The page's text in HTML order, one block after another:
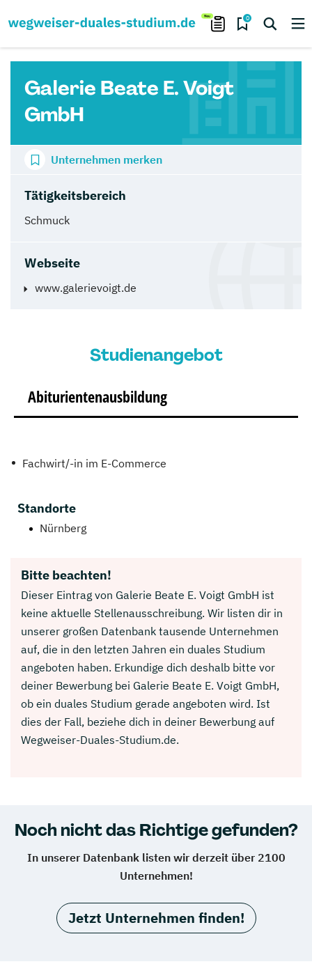
0
Galerie Beate E. Voigt
GmbH
Tätigkeitsbereich
Schmuck
Webseite
www.galerievoigt.de
Unternehmen merken
Studienangebot
Abiturientenausbildung
Fachwirt/-in im E-Commerce
Standorte
Nürnberg
Bitte beachten!
Dieser Eintrag von Galerie Beate E. Voigt GmbH ist
keine aktuelle Stellenausschreibung. Wir listen dir in
unserer großen Datenbank tausende Unternehmen
auf, die in den letzten Jahren ein duales Studium
angeboten haben. Erkundige dich deshalb bitte vor
deiner Bewerbung bei Galerie Beate E. Voigt GmbH,
ob ein duales Studium gerade angeboten wird. Ist
dies der Fall, beziehe dich in deiner Bewerbung auf
Wegweiser-Duales-Studium.de.
Noch nicht das Richtige gefunden?
In unserer Datenbank listen wir derzeit über 2100
Unternehmen!
Jetzt Unternehmen finden!